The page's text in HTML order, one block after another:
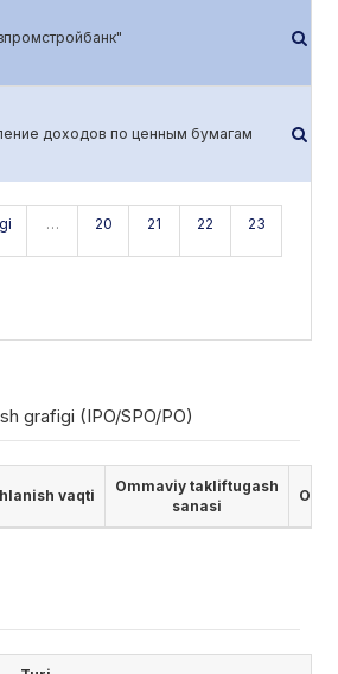
доходов по ценным бумагам
… 20 21 22 23
grafigi (IPO/SPO/PO)
vaqti
Ommaviy takliftugash
sanasi